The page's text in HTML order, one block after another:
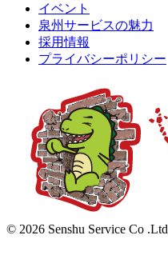
イベント
泉州サービスの魅力
採用情報
プライバシーポリシー
© 2026 Senshu Service Co .Ltd